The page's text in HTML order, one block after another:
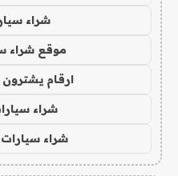
شراء
موقع شراء
ارقام
شراء
شراء